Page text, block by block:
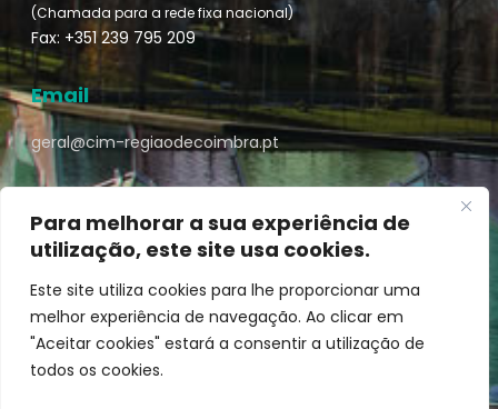
Para melhorar a sua experiência de
utilização, este site usa cookies.
Este site utiliza cookies para lhe proporcionar uma
melhor experiência de navegação. Ao clicar em
"Aceitar cookies" estará a consentir a utilização de
todos os cookies.
(Chamada para a rede fixa nacional)
Fax: +351 239 795 209
Email
geral@cim-regiaodecoimbra.pt
Turismo de Coimbra © || Desenvolvido por